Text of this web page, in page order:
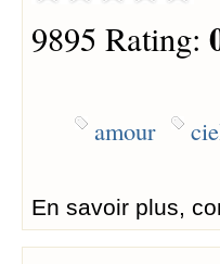
9895 Rating:
amour
En savoir plus,